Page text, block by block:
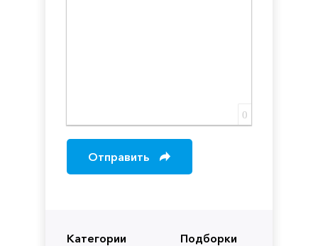
Категории Подборки
0
Отправить